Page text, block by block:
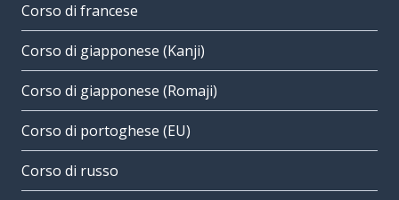
Corso di francese
Corso di giapponese (Kanji)
Corso di giapponese (Romaji)
Corso di portoghese (EU)
Corso di russo